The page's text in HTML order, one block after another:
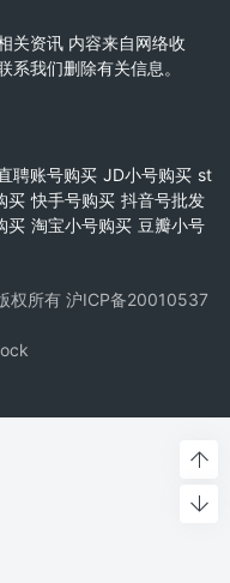
关资讯 内容来自网络收
我们删除有关信息。
聘账号购买 JD小号购买 st
买 快手号购买 抖音号批发
买 淘宝小号购买 豆瓣小号
权所有 沪ICP备20010537